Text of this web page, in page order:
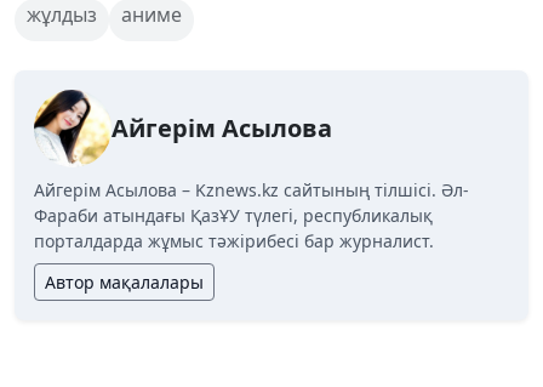
жұлдыз аниме
Айгерім Асылова
Айгерім Асылова – Kznews.kz сайтының тілшісі. Әл-
Фараби атындағы ҚазҰУ түлегі, республикалық
порталдарда жұмыс тәжірибесі бар журналист.
Автор мақалалары